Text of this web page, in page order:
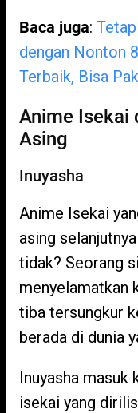
Baca juga:
dengan Nonton
Terbaik, Bisa
Anime Isekai
Asing
Inuyasha
Anime Isekai
asing
tidak? Seorang
menyelamatkan
tiba tersungkur
berada di dunia
Inuyasha masuk
isekai yang